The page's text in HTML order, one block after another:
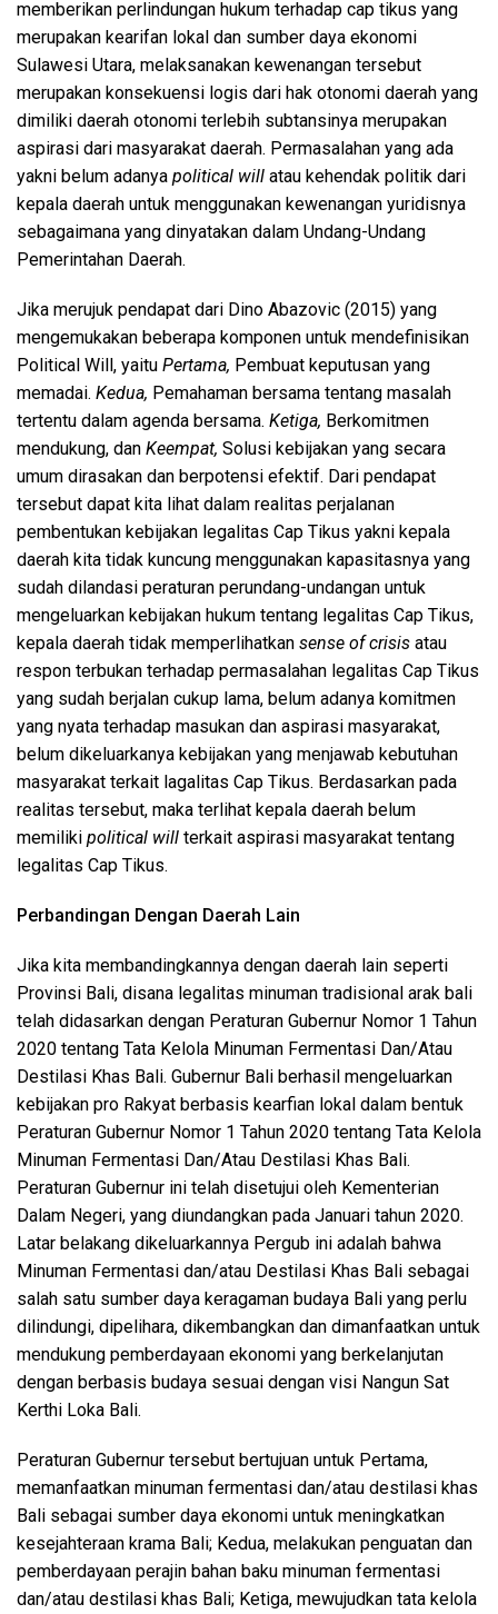
memberikan perlindungan hukum terhadap cap tikus yang
merupakan kearifan lokal dan sumber daya ekonomi
Sulawesi Utara, melaksanakan kewenangan tersebut
merupakan konsekuensi logis dari hak otonomi daerah yang
dimiliki daerah otonomi terlebih subtansinya merupakan
aspirasi dari masyarakat daerah. Permasalahan yang ada
yakni belum adanya political will atau kehendak politik dari
kepala daerah untuk menggunakan kewenangan yuridisnya
sebagaimana yang dinyatakan dalam Undang-Undang
Pemerintahan Daerah.
Jika merujuk pendapat dari Dino Abazovic (2015) yang
mengemukakan beberapa komponen untuk mendefinisikan
Political Will, yaitu Pertama, Pembuat keputusan yang
memadai. Kedua, Pemahaman bersama tentang masalah
tertentu dalam agenda bersama. Ketiga, Berkomitmen
mendukung, dan Keempat, Solusi kebijakan yang secara
umum dirasakan dan berpotensi efektif. Dari pendapat
tersebut dapat kita lihat dalam realitas perjalanan
pembentukan kebijakan legalitas Cap Tikus yakni kepala
daerah kita tidak kuncung menggunakan kapasitasnya yang
sudah dilandasi peraturan perundang-undangan untuk
mengeluarkan kebijakan hukum tentang legalitas Cap Tikus,
kepala daerah tidak memperlihatkan sense of crisis atau
respon terbukan terhadap permasalahan legalitas Cap Tikus
yang sudah berjalan cukup lama, belum adanya komitmen
yang nyata terhadap masukan dan aspirasi masyarakat,
belum dikeluarkanya kebijakan yang menjawab kebutuhan
masyarakat terkait lagalitas Cap Tikus. Berdasarkan pada
realitas tersebut, maka terlihat kepala daerah belum
memiliki political will terkait aspirasi masyarakat tentang
legalitas Cap Tikus.
Perbandingan Dengan Daerah Lain
Jika kita membandingkannya dengan daerah lain seperti
Provinsi Bali, disana legalitas minuman tradisional arak bali
telah didasarkan dengan Peraturan Gubernur Nomor 1 Tahun
2020 tentang Tata Kelola Minuman Fermentasi Dan/Atau
Destilasi Khas Bali. Gubernur Bali berhasil mengeluarkan
kebijakan pro Rakyat berbasis kearfian lokal dalam bentuk
Peraturan Gubernur Nomor 1 Tahun 2020 tentang Tata Kelola
Minuman Fermentasi Dan/Atau Destilasi Khas Bali.
Peraturan Gubernur ini telah disetujui oleh Kementerian
Dalam Negeri, yang diundangkan pada Januari tahun 2020.
Latar belakang dikeluarkannya Pergub ini adalah bahwa
Minuman Fermentasi dan/atau Destilasi Khas Bali sebagai
salah satu sumber daya keragaman budaya Bali yang perlu
dilindungi, dipelihara, dikembangkan dan dimanfaatkan untuk
mendukung pemberdayaan ekonomi yang berkelanjutan
dengan berbasis budaya sesuai dengan visi Nangun Sat
Kerthi Loka Bali.
Peraturan Gubernur tersebut bertujuan untuk Pertama,
memanfaatkan minuman fermentasi dan/atau destilasi khas
Bali sebagai sumber daya ekonomi untuk meningkatkan
kesejahteraan krama Bali; Kedua, melakukan penguatan dan
pemberdayaan perajin bahan baku minuman fermentasi
dan/atau destilasi khas Bali; Ketiga, mewujudkan tata kelola